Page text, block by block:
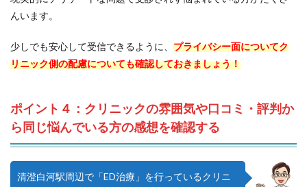
んいます。
少しでも安心して受信できるように、 プライバシー面についてク
リニック側の配慮についても確認しておきましょう！
ポイント４：クリニックの雰囲気や口コミ・評判か
ら同じ悩んでいる方の感想を確認する
清澄白河駅周辺で「ED治療」を行っているクリニ